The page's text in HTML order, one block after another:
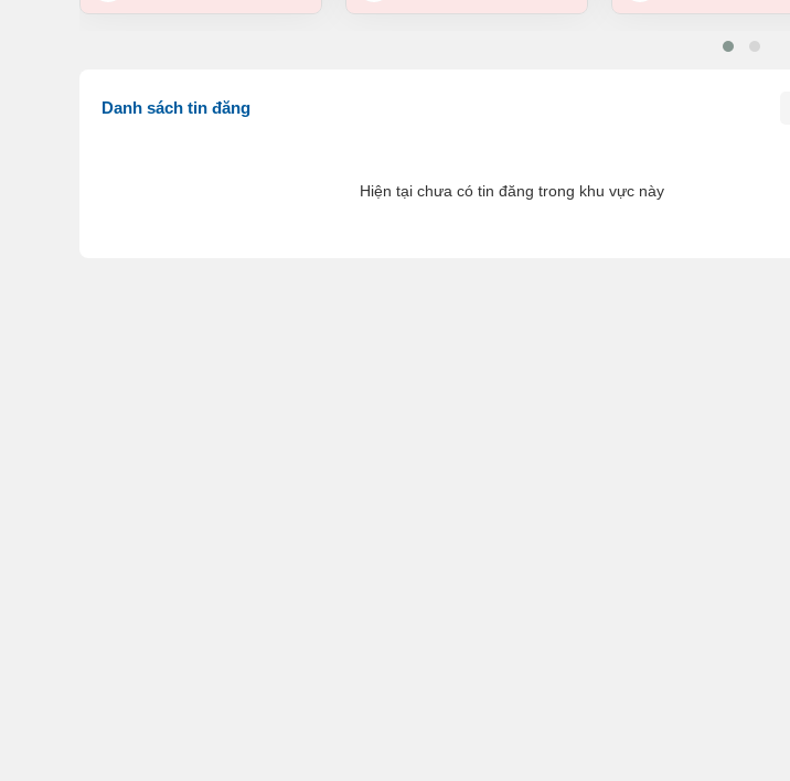
Danh sách tin đăng
Hiện tại chưa có tin đăng trong khu vực này